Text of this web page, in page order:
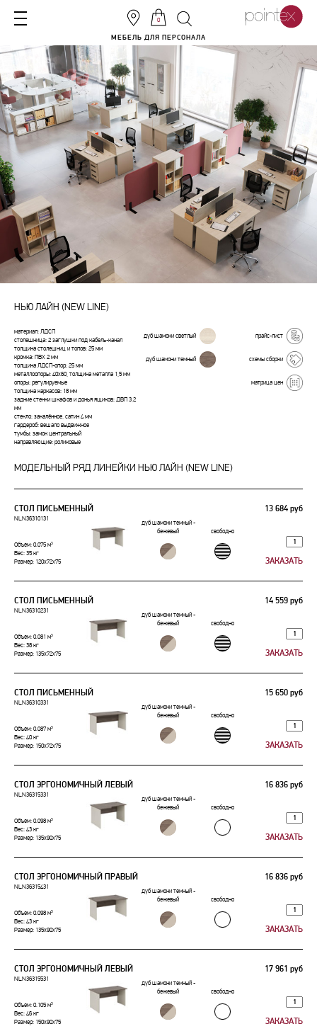
0
МЕБЕЛЬ ДЛЯ ПЕРСОНАЛА
НЬЮ ЛАЙН (NEW LINE)
материал: ЛДСП
столешница: 2 заглушки под кабель-канал
толщина столешниц и топов: 25 мм
кромка: ПВХ 2 мм
толщина ЛДСП-опор: 25 мм
металлоопоры: 40х60, толщина металла 1,5 мм
опоры: регулируемые
толщина каркасов: 18 мм
задние стенки шкафов и донья ящиков: ДВП 3,2
мм
стекло: закалённое, сатин 4 мм
гардероб: вешало выдвижное
тумбы: замок центральный
направляющие: роликовые
дуб шамони светлый
дуб шамони темный
прайс-лист
схемы сборки
матрица цен
МОДЕЛЬНЫЙ РЯД ЛИНЕЙКИ НЬЮ ЛАЙН (NEW LINE)
СТОЛ ПИСЬМЕННЫЙ 13 684 руб
NLN36310131
дуб шамони темный -
бежевый
свободно
Объем: 0.075 м³
Вес: 35 кг
Размер: 120x72x75
СТОЛ ПИСЬМЕННЫЙ 14 559 руб
NLN36310231
дуб шамони темный -
бежевый
свободно
Объем: 0.081 м³
Вес: 38 кг
Размер: 135x72x75
СТОЛ ПИСЬМЕННЫЙ 15 650 руб
NLN36310331
дуб шамони темный -
бежевый
свободно
Объем: 0.087 м³
Вес: 40 кг
Размер: 150x72x75
СТОЛ ЭРГОНОМИЧНЫЙ ЛЕВЫЙ 16 836 руб
NLN36315331
дуб шамони темный -
бежевый
свободно
Объем: 0.098 м³
Вес: 43 кг
Размер: 135x90x75
СТОЛ ЭРГОНОМИЧНЫЙ ПРАВЫЙ 16 836 руб
NLN36315431
дуб шамони темный -
бежевый
свободно
Объем: 0.098 м³
Вес: 43 кг
Размер: 135x90x75
СТОЛ ЭРГОНОМИЧНЫЙ ЛЕВЫЙ 17 961 руб
NLN36315531
дуб шамони темный -
бежевый
свободно
Объем: 0.105 м³
Вес: 46 кг
Размер: 150x90x75